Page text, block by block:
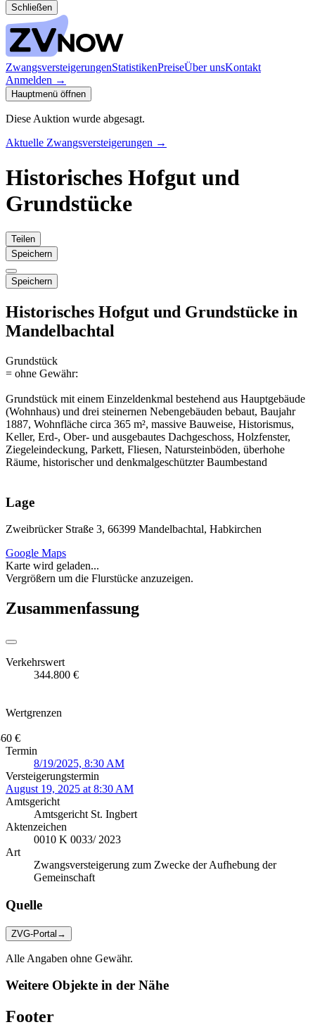
Schließen
ZwangsversteigerungenStatistikenPreiseÜber unsKontakt
Anmelden →
Hauptmenü öffnen
Diese Auktion wurde abgesagt.
Aktuelle Zwangsversteigerungen →
Historisches Hofgut und
Grundstücke
Teilen
Speichern
Speichern
Historisches Hofgut und Grundstücke in
Mandelbachtal
Grundstück
= ohne Gewähr:
Grundstück mit einem Einzeldenkmal bestehend aus Hauptgebäude
(Wohnhaus) und drei steinernen Nebengebäuden bebaut, Baujahr
1887, Wohnfläche circa 365 m², massive Bauweise, Historismus,
Keller, Erd-, Ober- und ausgebautes Dachgeschoss, Holzfenster,
Ziegeleindeckung, Parkett, Fliesen, Natursteinböden, überhohe
Räume, historischer und denkmalgeschützter Baumbestand
Lage
Zweibrücker Straße 3, 66399 Mandelbachtal, Habkirchen
Google Maps
Karte wird geladen...
Vergrößern um die Flurstücke anzuzeigen.
Zusammenfassung
Verkehrswert
344.800 €
Wertgrenzen
€
Termin
8/19/2025, 8:30 AM
Versteigerungstermin
August 19, 2025 at 8:30 AM
Amtsgericht
Amtsgericht St. Ingbert
Aktenzeichen
0010 K 0033/ 2023
Art
Zwangsversteigerung zum Zwecke der Aufhebung der
Gemeinschaft
Quelle
ZVG-Portal →
Alle Angaben ohne Gewähr.
Weitere Objekte in der Nähe
Footer